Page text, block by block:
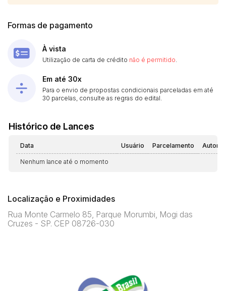
Formas de pagamento
À vista
Utilização de carta de crédito não é permitido
Em até 30x
Para o envio de propostas condicionais parceladas em até
30 parcelas, consulte as regras do edital.
Histórico de Lances
Data Usuário Parcelamento
Nenhum lance até o momento
Localização e Proximidades
Rua Monte Carmelo 85, Parque Morumbi, Mogi das
Cruzes - SP. CEP 08726-030